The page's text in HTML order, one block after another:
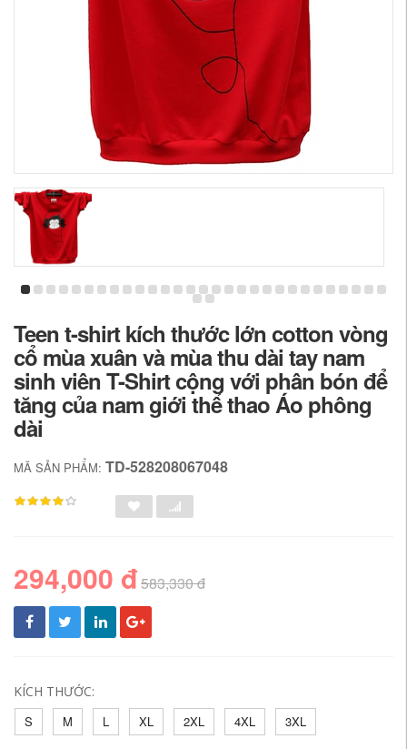
Teen t-shirt kích thước lớn cotton vòng
cổ mùa xuân và mùa thu dài tay nam
sinh viên T-Shirt cộng với phân bón để
tăng của nam giới thể thao Áo phông
dài
MÃ SẢN PHẨM: TD-528208067048
294,000 đ583,330 đ
KÍCH THƯỚC:
S
M L XL 2XL 4XL 3XL